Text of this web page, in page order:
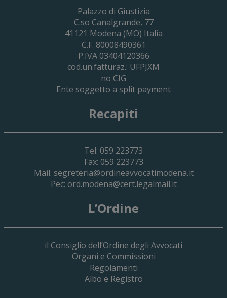
29 Giugno 2026
Cassa Forense – Elezioni Dei Delegati
2030
Palazzo di Giustizia
C.so Canalgrande, 77
41121 Modena (MO) Italia
C.F. 80008490361
P.IVA 03404120366
cod.un.fatturaz.: UFPJXM
no CIG
Ente soggetto a split payment
Recapiti
Tel: 059 223773
Fax: 059 223773
Mail: segreteria@ordineavvocatimodena.it
Pec: ord.modena@cert.legalmail.it
L’Ordine
il Consiglio dell’Ordine degli Avvocati
Organi e Commissioni
Regolamenti
Albo e Registro